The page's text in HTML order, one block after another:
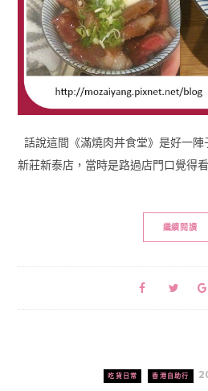
話說這間《滿燒肉丼食堂》是好一
新莊新泰店，當時是路過店門口覺得
繼續閱讀
吃貨日常 香港自助行